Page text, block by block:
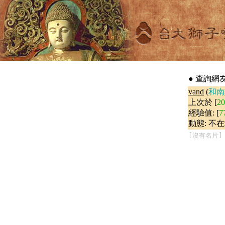
● 查詢網
vand (和南
上次於 [
經驗值: [
動態: 不
[沒有名片]